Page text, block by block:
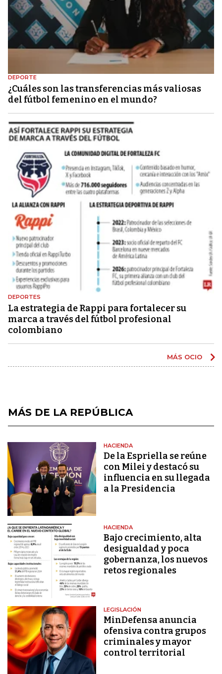
DEPORTE
¿Cuáles son las transferencias más valiosas
del fútbol femenino en el mundo?
DEPORTES
La estrategia de Rappi para fortalecer su
marca a través del fútbol profesional
colombiano
MÁS OCIO
MÁS DE LA REPÚBLICA
HACIENDA
De la Espriella se reúne
con Milei y destacó su
influencia en su llegada
a la Presidencia
HACIENDA
Bajo crecimiento, alta
desigualdad y poca
gobernanza, los nuevos
retos regionales
LEGISLACIÓN
MinDefensa anuncia
ofensiva contra grupos
criminales y mayor
control territorial